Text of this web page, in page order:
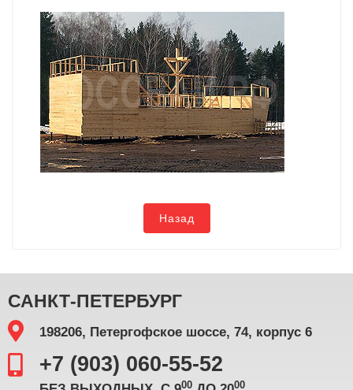
Назад
САНКТ-ПЕТЕРБУРГ
198206, Петергофское шоссе, 74, корпус 6
+7 (903) 060-55-52
00 00